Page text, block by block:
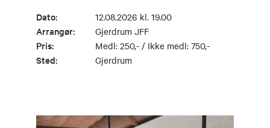
Dato: 12.08.2026 kl. 19.00
Arrangør: Gjerdrum JFF
Pris: Medl: 250,- / Ikke medl: 750,-
Sted: Gjerdrum